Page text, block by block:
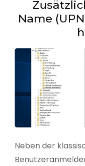
Name
Neben der